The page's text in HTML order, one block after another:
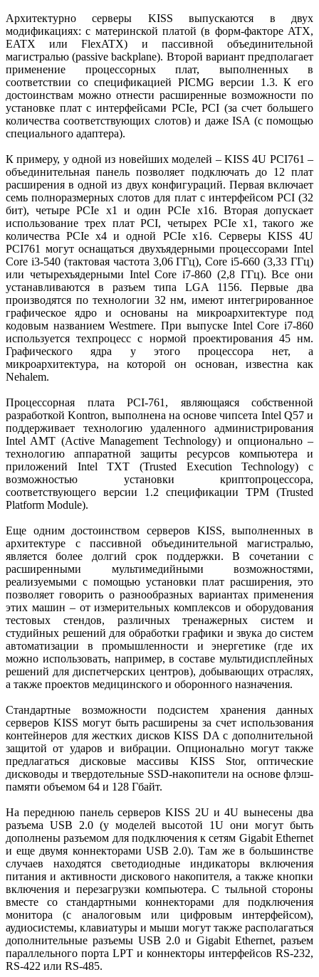
Архитектурно серверы KISS выпускаются в двух
модификациях: с материнской платой (в форм-факторе ATX,
EATX или FlexATX) и пассивной объединительной
магистралью (passive backplane). Второй вариант предполагает
применение процессорных плат, выполненных в
соответствии со спецификацией PICMG версии 1.3. К его
достоинствам можно отнести расширенные возможности по
установке плат с интерфейсами PCIe, PCI (за счет большего
количества соответствующих слотов) и даже ISA (с помощью
специального адаптера).
К примеру, у одной из новейших моделей – KISS 4U PCI761 –
объединительная панель позволяет подключать до 12 плат
расширения в одной из двух конфигураций. Первая включает
семь полноразмерных слотов для плат с интерфейсом PCI (32
бит), четыре PCIe x1 и один PCIe x16. Вторая допускает
использование трех плат PCI, четырех PCIe x1, такого же
количества PCIe x4 и одной PCIe x16. Серверы KISS 4U
PCI761 могут оснащаться двухъядерными процессорами Intel
Core i3-540 (тактовая частота 3,06 ГГц), Core i5-660 (3,33 ГГц)
или четырехъядерными Intel Core i7-860 (2,8 ГГц). Все они
устанавливаются в разъем типа LGA 1156. Первые два
производятся по технологии 32 нм, имеют интегрированное
графическое ядро и основаны на микроархитектуре под
кодовым названием Westmere. При выпуске Intel Core i7-860
используется техпроцесс с нормой проектирования 45 нм.
Графического ядра у этого процессора нет, а
микроархитектура, на которой он основан, известна как
Nehalem.
Процессорная плата PCI-761, являющаяся собственной
разработкой Kontron, выполнена на основе чипсета Intel Q57 и
поддерживает технологию удаленного администрирования
Intel AMT (Active Management Technology) и опционально –
технологию аппаратной защиты ресурсов компьютера и
приложений Intel TXT (Trusted Execution Technology) с
возможностью установки криптопроцессора,
соответствующего версии 1.2 спецификации TPM (Trusted
Platform Module).
Еще одним достоинством серверов KISS, выполненных в
архитектуре с пассивной объединительной магистралью,
является более долгий срок поддержки. В сочетании с
расширенными мультимедийными возможностями,
реализуемыми с помощью установки плат расширения, это
позволяет говорить о разнообразных вариантах применения
этих машин – от измерительных комплексов и оборудования
тестовых стендов, различных тренажерных систем и
студийных решений для обработки графики и звука до систем
автоматизации в промышленности и энергетике (где их
можно использовать, например, в составе мультидисплейных
решений для диспетчерских центров), добывающих отраслях,
а также проектов медицинского и оборонного назначения.
Стандартные возможности подсистем хранения данных
серверов KISS могут быть расширены за счет использования
контейнеров для жестких дисков KISS DA с дополнительной
защитой от ударов и вибрации. Опционально могут также
предлагаться дисковые массивы KISS Stor, оптические
дисководы и твердотельные SSD-накопители на основе флэш-
памяти объемом 64 и 128 Гбайт.
На переднюю панель серверов KISS 2U и 4U вынесены два
разъема USB 2.0 (у моделей высотой 1U они могут быть
дополнены разъемом для подключения к сетям Gigabit Ethernet
и еще двумя коннек­торами USB 2.0). Там же в большинстве
случаев находятся светодиодные индикаторы включения
питания и активности дискового накопителя, а также кнопки
включения и перезагрузки компьютера. С тыльной стороны
вместе со стандартными коннекторами для подключения
монитора (с аналоговым или цифровым интерфейсом),
аудиосистемы, клавиатуры и мыши могут также располагаться
дополнительные разъемы USB 2.0 и Gigabit Ethernet, разъем
параллельного порта LPT и коннекторы интерфейсов RS-232,
RS-422 или RS-485.